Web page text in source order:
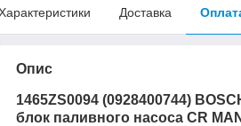
Доставка
Опис
1465ZS0094 (0928400744)
блок паливного насоса CR